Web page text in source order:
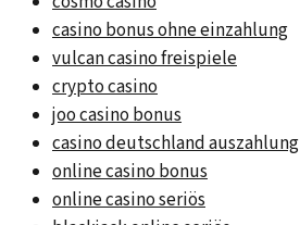
casino bonus ohne einzahlung
vulcan casino freispiele
crypto casino
joo casino bonus
casino deutschland auszahlung
online casino bonus
online casino seriös